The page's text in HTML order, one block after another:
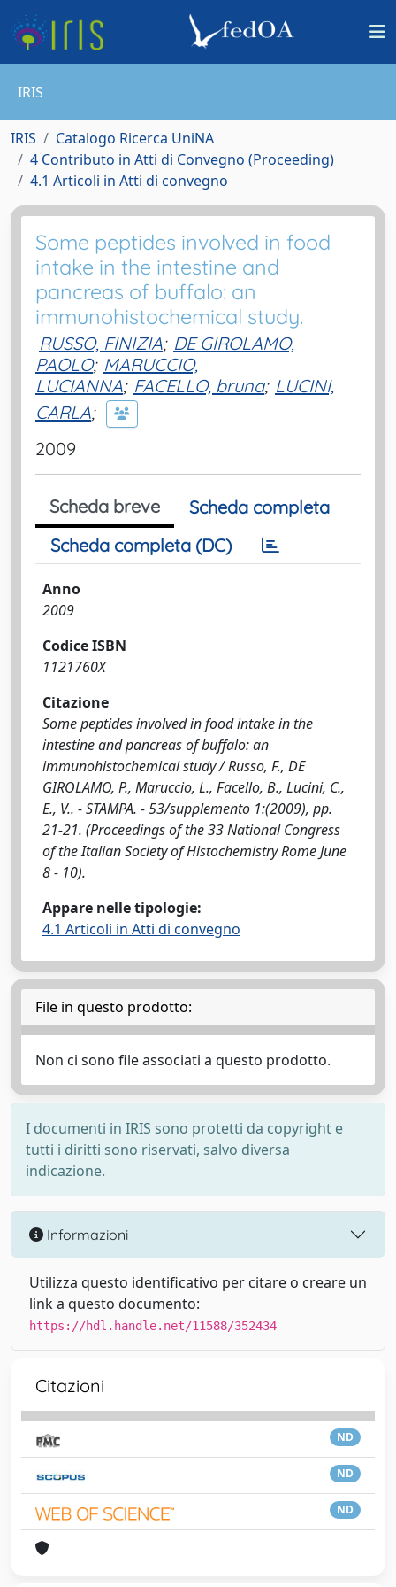
IRIS
IRIS
Catalogo Ricerca UniNA
4 Contributo in Atti di Convegno (Proceeding)
4.1 Articoli in Atti di convegno
Some peptides involved in food
intake in the intestine and
pancreas of buffalo: an
immunohistochemical study.
RUSSO, FINIZIA; DE GIROLAMO,
PAOLO; MARUCCIO,
LUCIANNA; FACELLO, bruna; LUCINI,
CARLA;
2009
Scheda breve
Scheda completa
Scheda completa (DC)
Anno
2009
Codice ISBN
1121760X
Citazione
Some peptides involved in food intake in the
intestine and pancreas of buffalo: an
immunohistochemical study / Russo, F., DE
GIROLAMO, P., Maruccio, L., Facello, B., Lucini, C.,
E., V.. - STAMPA. - 53/supplemento 1:(2009), pp.
21-21. (Proceedings of the 33 National Congress
of the Italian Society of Histochemistry Rome June
8 - 10).
Appare nelle tipologie:
4.1 Articoli in Atti di convegno
File in questo prodotto:
Non ci sono file associati a questo prodotto.
I documenti in IRIS sono protetti da copyright e
tutti i diritti sono riservati, salvo diversa
indicazione.
Informazioni
Utilizza questo identificativo per citare o creare un
link a questo documento:
https://hdl.handle.net/11588/352434
Citazioni
ND
ND
ND